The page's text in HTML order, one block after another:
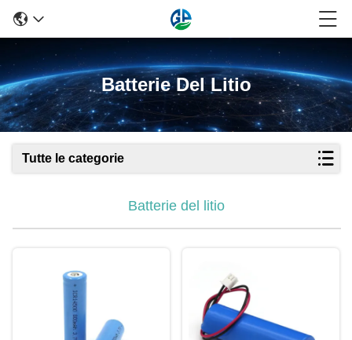
Batterie Del Litio
Tutte le categorie
Batterie del litio